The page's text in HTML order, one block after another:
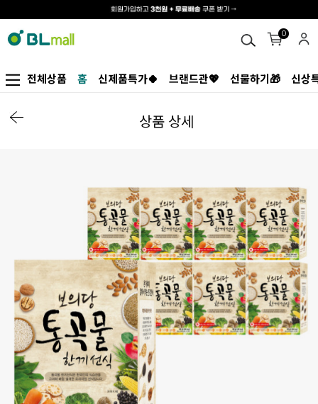
0
전체상품 홈 신제품특가🍀 브랜드관💖 선물하기🎁 신상
상품 상세